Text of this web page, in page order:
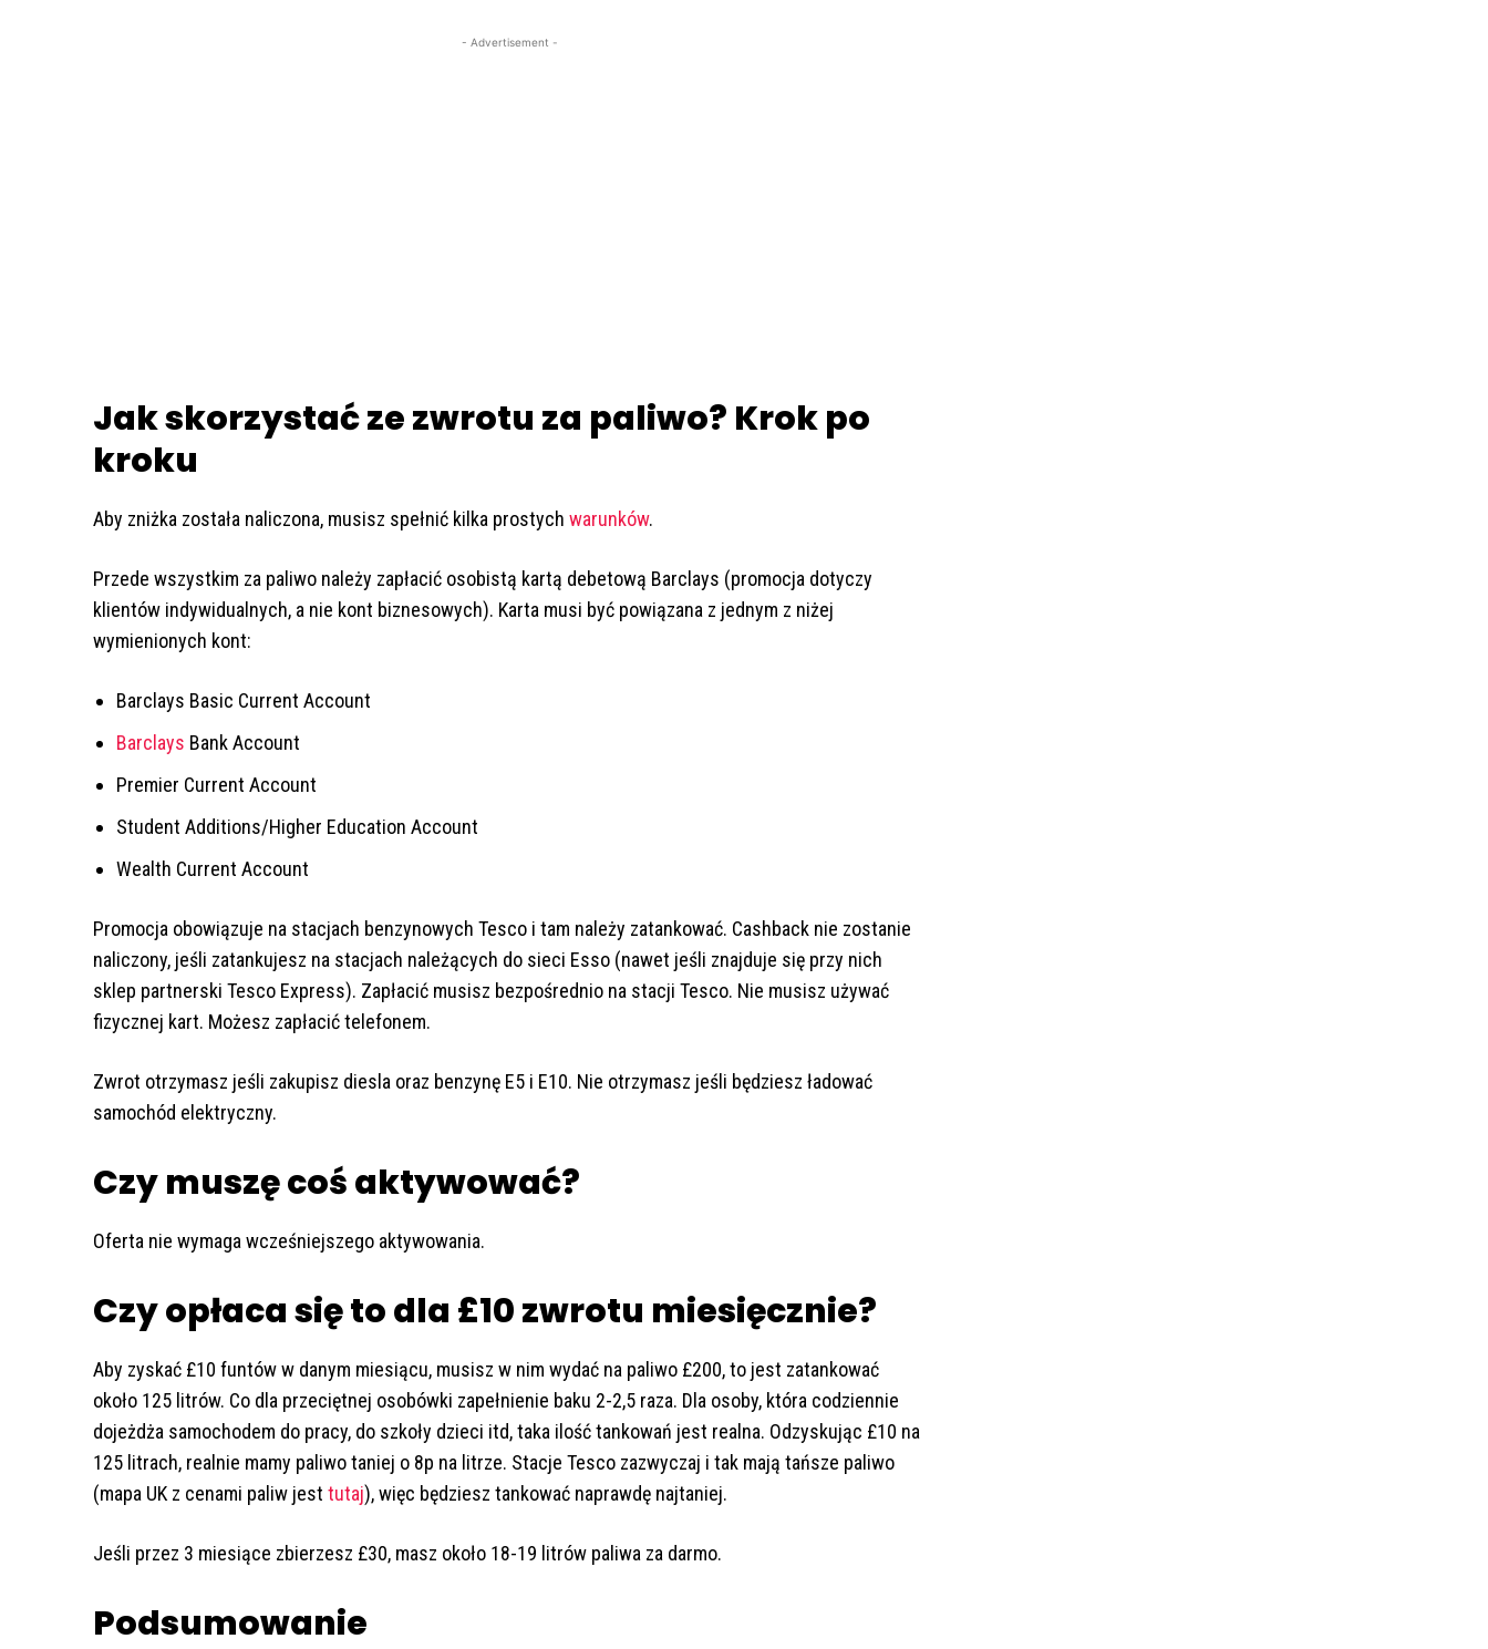
- Advertisement -
Jak skorzystać ze zwrotu za paliwo? Krok po
kroku
Aby zniżka została naliczona, musisz spełnić kilka prostych warunków.
Przede wszystkim za paliwo należy zapłacić osobistą kartą debetową Barclays (promocja dotyczy
klientów indywidualnych, a nie kont biznesowych). Karta musi być powiązana z jednym z niżej
wymienionych kont:
Barclays Basic Current Account
Barclays Bank Account
Premier Current Account
Student Additions/Higher Education Account
Wealth Current Account
Promocja obowiązuje na stacjach benzynowych Tesco i tam należy zatankować. Cashback nie zostanie
naliczony, jeśli zatankujesz na stacjach należących do sieci Esso (nawet jeśli znajduje się przy nich
sklep partnerski Tesco Express). Zapłacić musisz bezpośrednio na stacji Tesco. Nie musisz używać
fizycznej kart. Możesz zapłacić telefonem.
Zwrot otrzymasz jeśli zakupisz diesla oraz benzynę E5 i E10. Nie otrzymasz jeśli będziesz ładować
samochód elektryczny.
Czy muszę coś aktywować?
Oferta nie wymaga wcześniejszego aktywowania.
Czy opłaca się to dla £10 zwrotu miesięcznie?
Aby zyskać £10 funtów w danym miesiącu, musisz w nim wydać na paliwo £200, to jest zatankować
około 125 litrów. Co dla przeciętnej osobówki zapełnienie baku 2-2,5 raza. Dla osoby, która codziennie
dojeżdża samochodem do pracy, do szkoły dzieci itd, taka ilość tankowań jest realna. Odzyskując £10 na
125 litrach, realnie mamy paliwo taniej o 8p na litrze. Stacje Tesco zazwyczaj i tak mają tańsze paliwo
(mapa UK z cenami paliw jest tutaj), więc będziesz tankować naprawdę najtaniej.
Jeśli przez 3 miesiące zbierzesz £30, masz około 18-19 litrów paliwa za darmo.
Podsumowanie